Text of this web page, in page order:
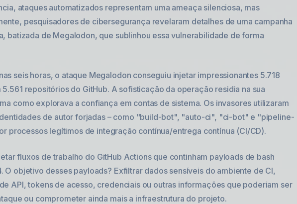
ataques automatizados representam uma ameaça silenciosa, mas
pesquisadores de cibersegurança revelaram detalhes de uma campanha
batizada de Megalodon, que sublinhou essa vulnerabilidade de forma
seis horas, o ataque Megalodon conseguiu injetar impressionantes 5.718
repositórios do GitHub. A sofisticação da operação residia na sua
como explorava a confiança em contas de sistema. Os invasores utilizaram
de autor forjadas – como "build-bot", "auto-ci", "ci-bot" e "pipeline-
processos legítimos de integração contínua/entrega contínua (CI/CD).
fluxos de trabalho do GitHub Actions que continham payloads de bash
O objetivo desses payloads? Exfiltrar dados sensíveis do ambiente de CI,
API, tokens de acesso, credenciais ou outras informações que poderiam ser
ou comprometer ainda mais a infraestrutura do projeto.